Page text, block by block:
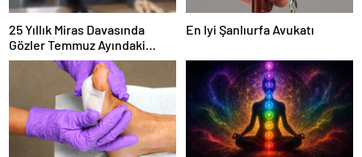
25 Yıllık Miras Davasında
Gözler Temmuz Ayındaki
Karar Duruşmasına Çevrildi
En Iyi Şanlıurfa Avukatı